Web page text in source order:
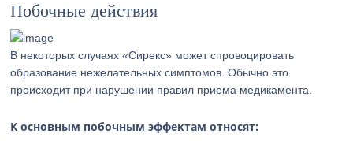
Побочные действия
В некоторых случаях «Сирекс» может спровоцировать
образование нежелательных симптомов. Обычно это
происходит при нарушении правил приема медикамента.
К основным побочным эффектам относят: